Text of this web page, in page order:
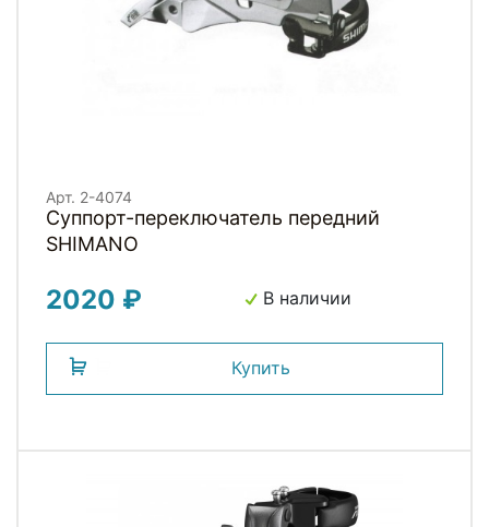
Арт. 2-4074
Суппорт-переключатель передний
SHIMANO
2020 ₽ В наличии
Купить